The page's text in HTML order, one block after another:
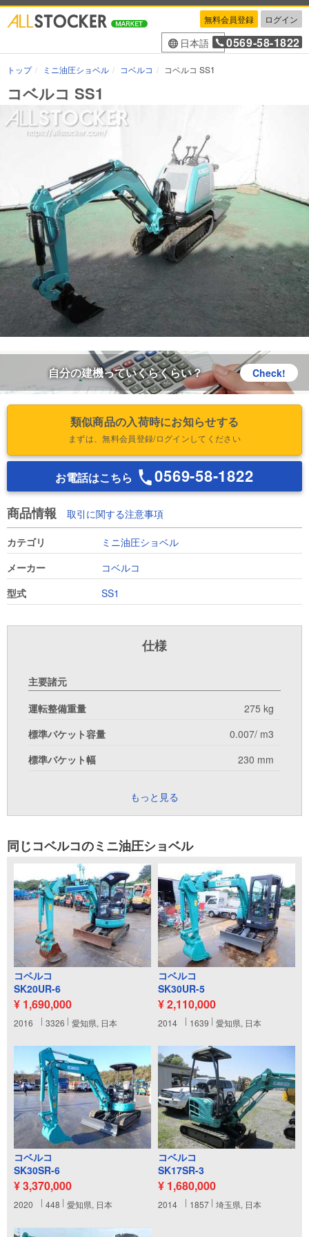
無料会員登録 ログイン
日本語 0569-58-1822
トップ ミニ油圧ショベル コベルコ コベルコ SS1
コベルコ SS1
自分の建機っていくらくらい？ Check!
類似商品の入荷時にお知らせする
まずは、無料会員登録/ログインしてください
お電話はこちら 0569-58-1822
商品情報 取引に関する注意事項
カテゴリ
ミニ油圧ショベル
メーカー
コベルコ
型式
SS1
仕様
主要諸元
運転整備重量
275 kg
標準バケット容量
0.007/ m3
標準バケット幅
230 mm
もっと見る
同じコベルコのミニ油圧ショベル
コベルコ
SK20UR-6
¥ 1,690,000
2016 3326 愛知県, 日本
コベルコ
SK30UR-5
¥ 2,110,000
2014 1639 愛知県, 日本
コベルコ
SK30SR-6
¥ 3,370,000
2020 448 愛知県, 日本
コベルコ
SK17SR-3
¥ 1,680,000
2014 1857 埼玉県, 日本